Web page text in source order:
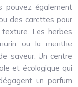
pouvez également
des carottes pour
Les herbes
ou la menthe
saveur. Un centre
et écologique qui
un parfum